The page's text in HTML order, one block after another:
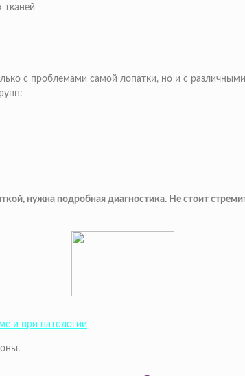
с проблемами самой лопатки, но и с
нужна подробная диагностика. Не стоит
и при патологии